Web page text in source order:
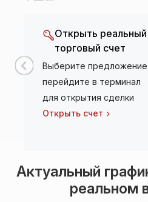
Открыть реальный
торговый счет
Выберите предложение,
перейдите в терминал
для открытия сделки
Открыть счет
Актуальный
реальном